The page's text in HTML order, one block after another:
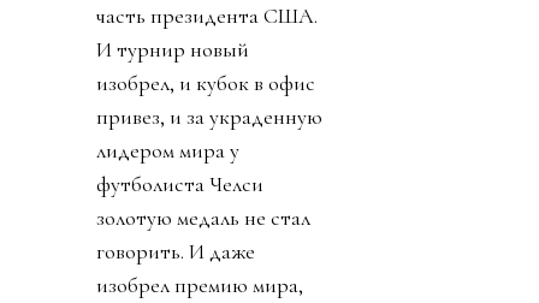
часть президента США.
И турнир новый
изобрел, и кубок в офис
привез, и за украденную
лидером мира у
футболиста Челси
золотую медаль не стал
говорить. И даже
изобрел премию мира,